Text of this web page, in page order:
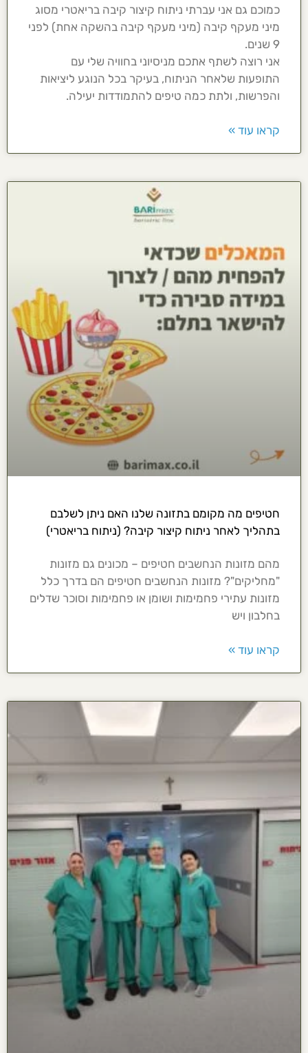
כמוכם גם אני עברתי ניתוח קיצור קיבה בריאטרי מסוג
מיני מעקף קיבה (מיני מעקף קיבה בהשקה אחת) לפני
9 שנים.
אני רוצה לשתף אתכם מניסיוני בחוויה שלי עם
התופעות שלאחר הניתוח, בעיקר בכל הנוגע ליציאות
והפרשות, ולתת כמה טיפים להתמודדות יעילה.
קראו עוד »
חטיפים מה מקומם בתזונה שלנו האם ניתן לשלבם
בתהליך לאחר ניתוח קיצור קיבה? (ניתוח בריאטרי)
מהם מזונות הנחשבים חטיפים – מכונים גם מזונות
"מחליקים"? מזונות הנחשבים חטיפים הם בדרך כלל
מזונות עתירי פחמימות ושומן או פחמימות וסוכר שדלים
בחלבון ויש
קראו עוד »